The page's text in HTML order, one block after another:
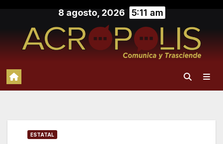
contenido
8 agosto, 2026 5:11 am
ESTATAL